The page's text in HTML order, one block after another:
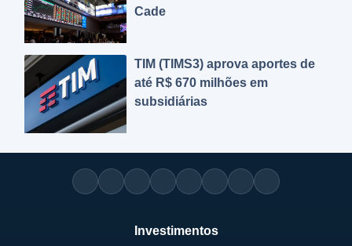
Cade
TIM (TIMS3) aprova aportes de
até R$ 670 milhões em
subsidiárias
Investimentos